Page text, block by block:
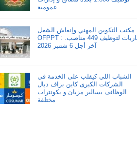
عمومية
مكتب التكوين المهني وإنعاش الشغل
OFPPT : مباريات لتوظيف 449 مناصب.
آخر أجل 6 شتنبر 2026
الشباب اللي كيقلب على الخدمة في
الشركات الكبرى كاين بزاف ديال
الوظائف بسالير مزيان و بكونترات
مختلفة